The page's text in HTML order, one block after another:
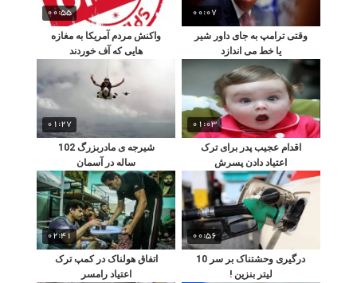
00:07
وقتی ترامپ به جای داور شیر
یا خط می اندازد
00:55
واکنش مردم آمریکا به مغازه
هایی که آف خوردند
01:03
اقدام عجیب پدر برای ترک
اعتیاد دادن پسرش
01:27
شیرجه ی مادربزرگ 102
ساله در آسمان
00:56
درگیری وحشتناک بر سر 10
لیتر بنزین !
02:41
اتفاق هولناک در کمپ ترک
اعتیاد رامسر